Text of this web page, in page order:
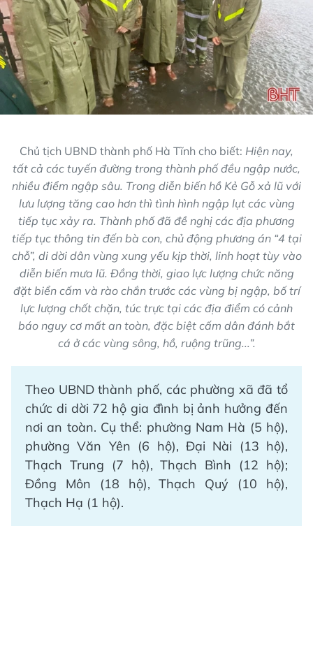
Chủ tịch UBND thành phố Hà Tĩnh cho biết: Hiện nay,
tất cả các tuyến đường trong thành phố đều ngập nước,
nhiều điểm ngập sâu. Trong diễn biến hồ Kẻ Gỗ xả lũ với
lưu lượng tăng cao hơn thì tình hình ngập lụt các vùng
tiếp tục xảy ra. Thành phố đã đề nghị các địa phương
tiếp tục thông tin đến bà con, chủ động phương án “4 tại
chỗ”, di dời dân vùng xung yếu kịp thời, linh hoạt tùy vào
diễn biến mưa lũ. Đồng thời, giao lực lượng chức năng
đặt biển cấm và rào chắn trước các vùng bị ngập, bố trí
lực lượng chốt chặn, túc trực tại các địa điểm có cảnh
báo nguy cơ mất an toàn, đặc biệt cấm dân đánh bắt
cá ở các vùng sông, hồ, ruộng trũng...”.
Theo UBND thành phố, các phường xã đã tổ
chức di dời 72 hộ gia đình bị ảnh hưởng đến
nơi an toàn. Cụ thể: phường Nam Hà (5 hộ),
phường Văn Yên (6 hộ), Đại Nài (13 hộ),
Thạch Trung (7 hộ), Thạch Bình (12 hộ);
Đồng Môn (18 hộ), Thạch Quý (10 hộ),
Thạch Hạ (1 hộ).